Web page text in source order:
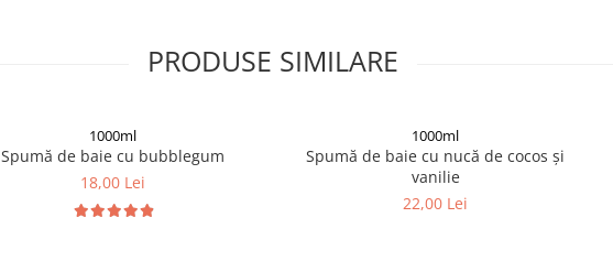
PRODUSE SIMILARE
1000ml
Spumă de baie cu bubblegum
18,00 Lei
1000ml
Spumă de baie cu nucă de cocos și
vanilie
22,00 Lei